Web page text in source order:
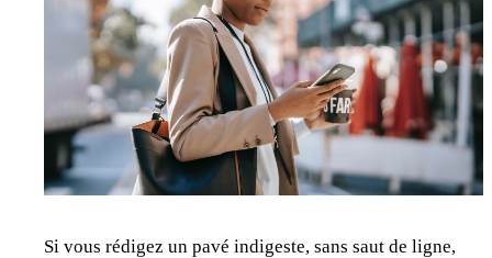
Si vous rédigez un pavé indigeste, sans saut de ligne,